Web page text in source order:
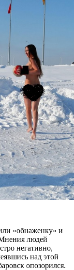
«обнаженку» и
людей
негативно,
над этой
опозорился.